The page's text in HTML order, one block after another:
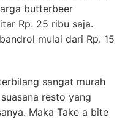
butterbeer
Rp. 25 ribu saja.
mulai dari Rp. 15
sangat murah
resto yang
Maka Take a bite